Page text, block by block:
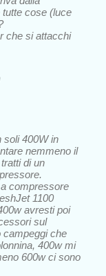
cose (luce
che si attacchi
soli 400W in
nemmeno il
di un
compressore
1100
avresti poi
sul
campeggi che
400w mi
600w ci sono